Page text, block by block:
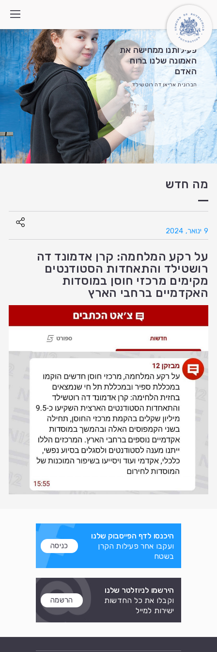
מי אנחנו
איך אנחנו פועלים
מה חדש
צרו קשר
פעילותנו ממחישה את
האמונה שלנו ברוח
האדם
הברונית אריאן דה רוטשילד
מה חדש
9 ינואר, 2024
על רקע המלחמה: קרן אדמונד דה
רושטילד והתאחדות הסטודנטים
מקימים מרכזי חוסן במוסדות
האקדמיים ברחבי הארץ
היכנסו לדף הפייסבוק שלנו
ועקבו אחר פעילות הקרן
בשטח
כניסה
הירשמו לניוזלטר שלנו
וקבלו את כל החדשות
ישירות למייל
הרשמה